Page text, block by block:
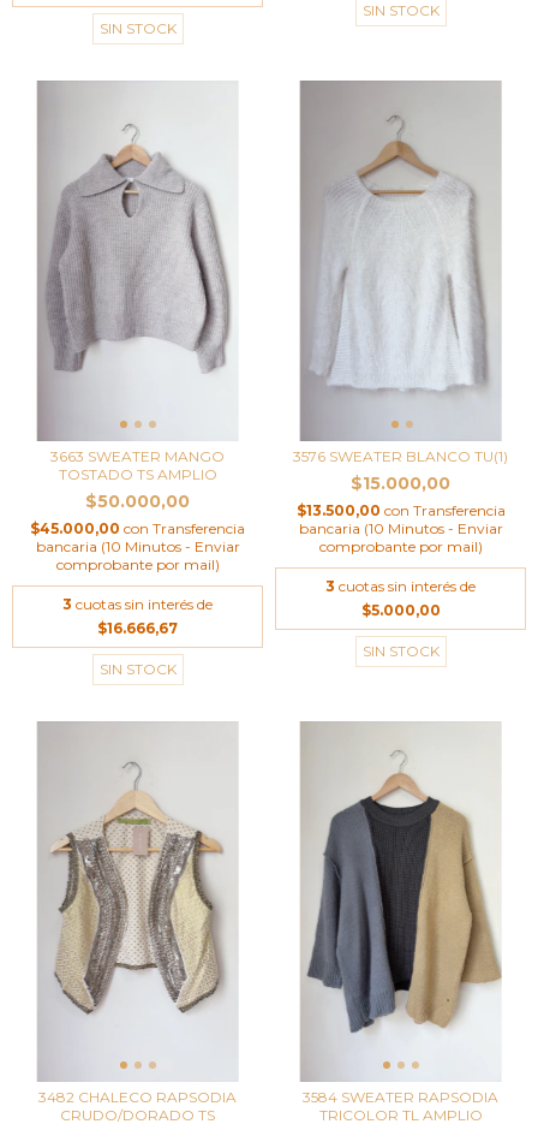
SIN STOCK
SIN STOCK
3663 SWEATER MANGO
TOSTADO TS AMPLIO
$50.000,00
$45.000,00 con Transferencia
bancaria (10 Minutos - Enviar
comprobante por mail)
3 cuotas sin interés de
$16.666,67
SIN STOCK
3576 SWEATER BLANCO TU(1)
$15.000,00
$13.500,00 con Transferencia
bancaria (10 Minutos - Enviar
comprobante por mail)
3 cuotas sin interés de
$5.000,00
SIN STOCK
3482 CHALECO RAPSODIA
CRUDO/DORADO TS
3584 SWEATER RAPSODIA
TRICOLOR TL AMPLIO